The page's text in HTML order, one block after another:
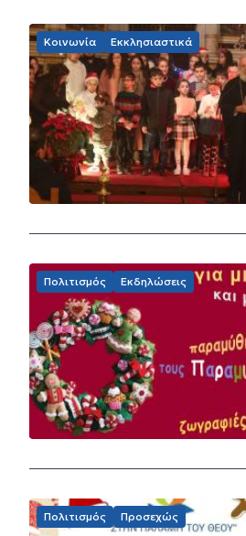
Κοινωνία Εκκλησιαστικά
Πολιτισμός Εκδηλώσεις
Πολιτισμός Προσεχώς